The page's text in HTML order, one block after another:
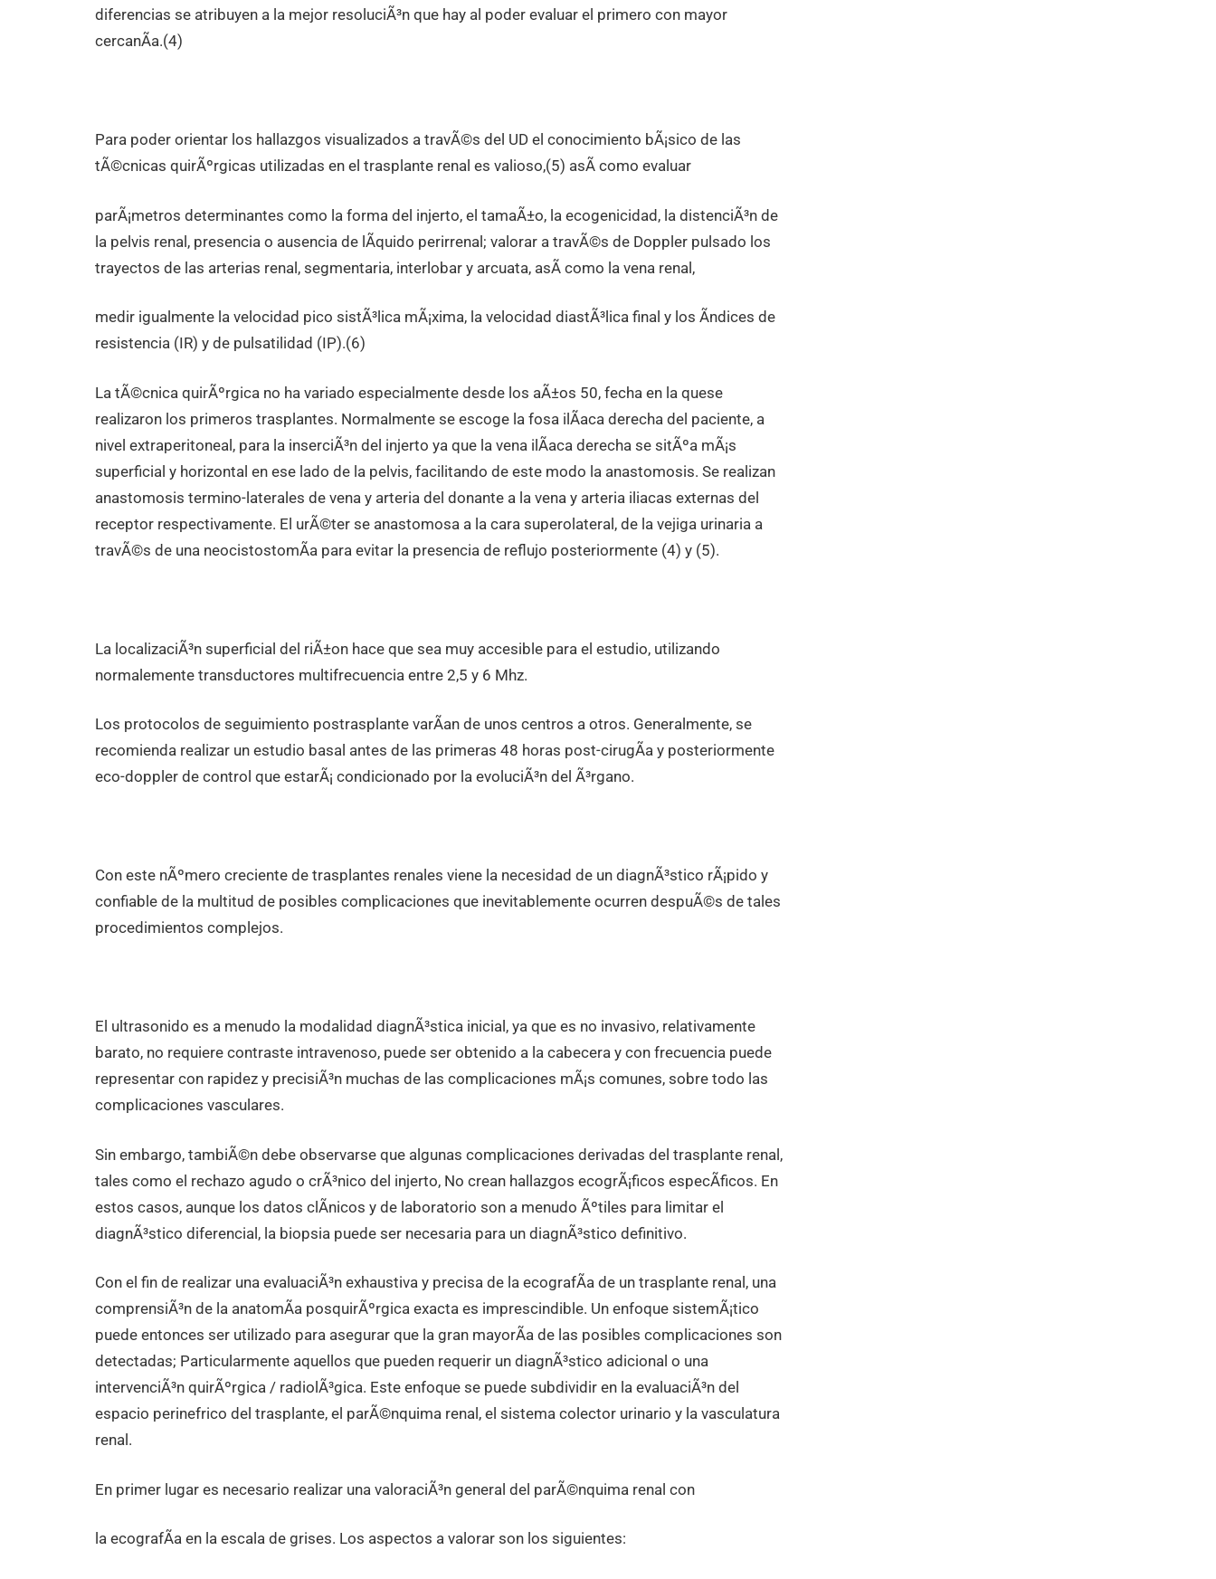
diferencias se atribuyen a la mejor resoluciÃ³n que hay al poder evaluar el primero con mayor
cercanÃ­a.(4)
Para poder orientar los hallazgos visualizados a travÃ©s del UD el conocimiento bÃ¡sico de las
tÃ©cnicas quirÃºrgicas utilizadas en el trasplante renal es valioso,(5) asÃ­ como evaluar
parÃ¡metros determinantes como la forma del injerto, el tamaÃ±o, la ecogenicidad, la distenciÃ³n de
la pelvis renal, presencia o ausencia de lÃ­quido perirrenal; valorar a travÃ©s de Doppler pulsado los
trayectos de las arterias renal, segmentaria, interlobar y arcuata, asÃ­ como la vena renal,
medir igualmente la velocidad pico sistÃ³lica mÃ¡xima, la velocidad diastÃ³lica final y los Ã­ndices de
resistencia (IR) y de pulsatilidad (IP).(6)
La tÃ©cnica quirÃºrgica no ha variado especialmente desde los aÃ±os 50, fecha en la quese
realizaron los primeros trasplantes. Normalmente se escoge la fosa ilÃ­aca derecha del paciente, a
nivel extraperitoneal, para la inserciÃ³n del injerto ya que la vena ilÃ­aca derecha se sitÃºa mÃ¡s
superficial y horizontal en ese lado de la pelvis, facilitando de este modo la anastomosis. Se realizan
anastomosis termino-laterales de vena y arteria del donante a la vena y arteria iliacas externas del
receptor respectivamente. El urÃ©ter se anastomosa a la cara superolateral, de la vejiga urinaria a
travÃ©s de una neocistostomÃ­a para evitar la presencia de reflujo posteriormente (4) y (5).
La localizaciÃ³n superficial del riÃ±on hace que sea muy accesible para el estudio, utilizando
normalemente transductores multifrecuencia entre 2,5 y 6 Mhz.
Los protocolos de seguimiento postrasplante varÃ­an de unos centros a otros. Generalmente, se
recomienda realizar un estudio basal antes de las primeras 48 horas post-cirugÃ­a y posteriormente
eco-doppler de control que estarÃ¡ condicionado por la evoluciÃ³n del Ã³rgano.
Con este nÃºmero creciente de trasplantes renales viene la necesidad de un diagnÃ³stico rÃ¡pido y
confiable de la multitud de posibles complicaciones que inevitablemente ocurren despuÃ©s de tales
procedimientos complejos.
El ultrasonido es a menudo la modalidad diagnÃ³stica inicial, ya que es no invasivo, relativamente
barato, no requiere contraste intravenoso, puede ser obtenido a la cabecera y con frecuencia puede
representar con rapidez y precisiÃ³n muchas de las complicaciones mÃ¡s comunes, sobre todo las
complicaciones vasculares.
Sin embargo, tambiÃ©n debe observarse que algunas complicaciones derivadas del trasplante renal,
tales como el rechazo agudo o crÃ³nico del injerto, No crean hallazgos ecogrÃ¡ficos especÃ­ficos. En
estos casos, aunque los datos clÃ­nicos y de laboratorio son a menudo Ãºtiles para limitar el
diagnÃ³stico diferencial, la biopsia puede ser necesaria para un diagnÃ³stico definitivo.
Con el fin de realizar una evaluaciÃ³n exhaustiva y precisa de la ecografÃ­a de un trasplante renal, una
comprensiÃ³n de la anatomÃ­a posquirÃºrgica exacta es imprescindible. Un enfoque sistemÃ¡tico
puede entonces ser utilizado para asegurar que la gran mayorÃ­a de las posibles complicaciones son
detectadas; Particularmente aquellos que pueden requerir un diagnÃ³stico adicional o una
intervenciÃ³n quirÃºrgica / radiolÃ³gica. Este enfoque se puede subdividir en la evaluaciÃ³n del
espacio perinefrico del trasplante, el parÃ©nquima renal, el sistema colector urinario y la vasculatura
renal.
En primer lugar es necesario realizar una valoraciÃ³n general del parÃ©nquima renal con
la ecografÃ­a en la escala de grises. Los aspectos a valorar son los siguientes: